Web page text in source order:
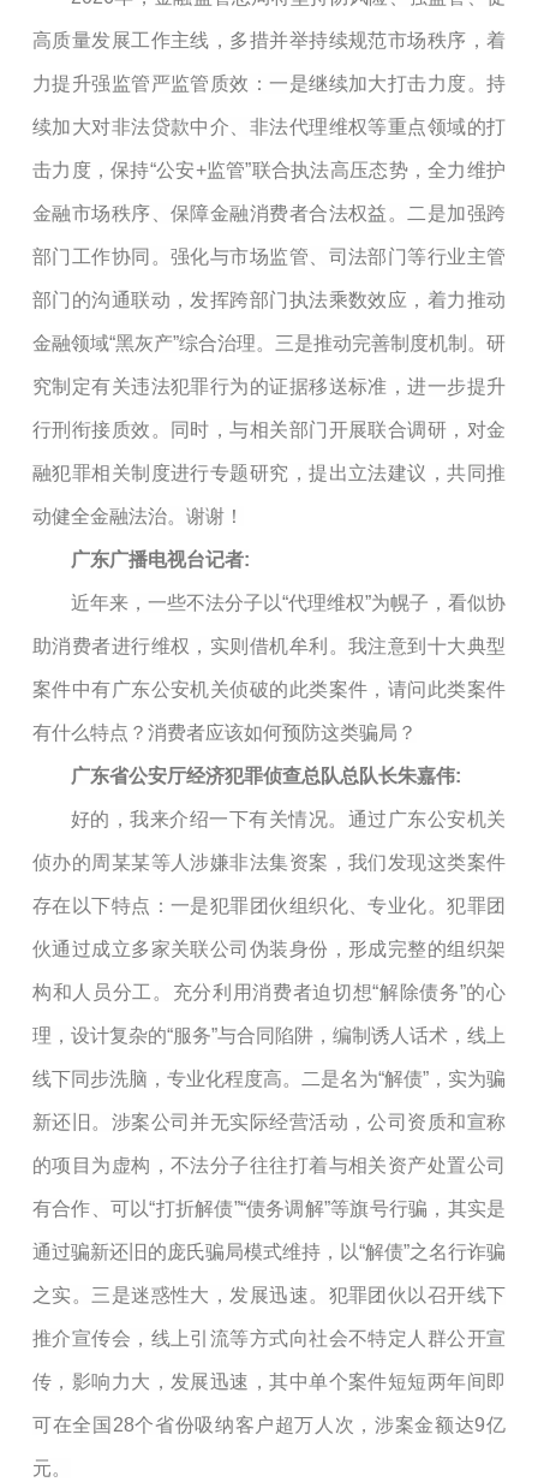
高质量发展工作主线，多措并举持续规范市场秩序，着
力提升强监管严监管质效：一是继续加大打击力度。持
续加大对非法贷款中介、非法代理维权等重点领域的打
击力度，保持“公安+监管”联合执法高压态势，全力维护
金融市场秩序、保障金融消费者合法权益。二是加强跨
部门工作协同。强化与市场监管、司法部门等行业主管
部门的沟通联动，发挥跨部门执法乘数效应，着力推动
金融领域“黑灰产”综合治理。三是推动完善制度机制。研
究制定有关违法犯罪行为的证据移送标准，进一步提升
行刑衔接质效。同时，与相关部门开展联合调研，对金
融犯罪相关制度进行专题研究，提出立法建议，共同推
动健全金融法治。谢谢！
广东广播电视台记者:
近年来，一些不法分子以“代理维权”为幌子，看似协
助消费者进行维权，实则借机牟利。我注意到十大典型
案件中有广东公安机关侦破的此类案件，请问此类案件
有什么特点？消费者应该如何预防这类骗局？
广东省公安厅经济犯罪侦查总队总队长朱嘉伟:
好的，我来介绍一下有关情况。通过广东公安机关
侦办的周某某等人涉嫌非法集资案，我们发现这类案件
存在以下特点：一是犯罪团伙组织化、专业化。犯罪团
伙通过成立多家关联公司伪装身份，形成完整的组织架
构和人员分工。充分利用消费者迫切想“解除债务”的心
理，设计复杂的“服务”与合同陷阱，编制诱人话术，线上
线下同步洗脑，专业化程度高。二是名为“解债”，实为骗
新还旧。涉案公司并无实际经营活动，公司资质和宣称
的项目为虚构，不法分子往往打着与相关资产处置公司
有合作、可以“打折解债”“债务调解”等旗号行骗，其实是
通过骗新还旧的庞氏骗局模式维持，以“解债”之名行诈骗
之实。三是迷惑性大，发展迅速。犯罪团伙以召开线下
推介宣传会，线上引流等方式向社会不特定人群公开宣
传，影响力大，发展迅速，其中单个案件短短两年间即
可在全国28个省份吸纳客户超万人次，涉案金额达9亿
元。